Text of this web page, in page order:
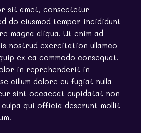
sit amet, consectetur
do eiusmod tempor incididunt
magna aliqua. Ut enim ad
nostrud exercitation ullamco
ex ea commodo consequat.
in reprehenderit in
cillum dolore eu fugiat nulla
sint occaecat cupidatat non
qui officia deserunt mollit